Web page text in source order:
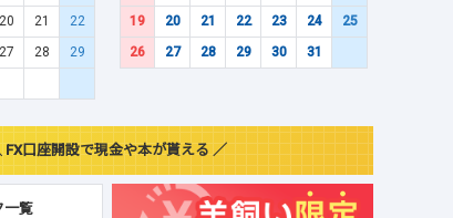
20 21
22
27 28
29
19
20 21 22 23 24
25
26
27 28 29 30 31
FX口座開設で現金や本が貰える ／
一覧